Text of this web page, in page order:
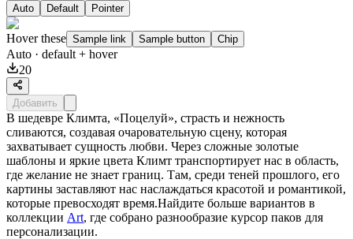
Auto Default Pointer
Hover these Sample link Sample button Chip
Auto · default + hover
20
Добавить
В шедевре Климта, «Поцелуй», страсть и нежность
сливаются, создавая очаровательную сцену, которая
захватывает сущность любви. Через сложные золотые
шаблоны и яркие цвета Климт транспортирует нас в область,
где желание не знает границ. Там, среди теней прошлого, его
картины заставляют нас наслаждаться красотой и романтикой,
которые превосходят время.Найдите больше вариантов в
коллекции Art, где собрано разнообразие курсор паков для
персонализации.